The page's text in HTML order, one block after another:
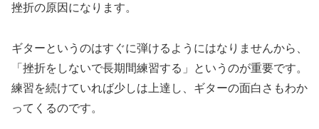
挫折の原因になります。
ギターというのはすぐに弾けるようにはなりませんから、
「挫折をしないで長期間練習する」というのが重要です。
練習を続けていれば少しは上達し、ギターの面白さもわか
ってくるのです。